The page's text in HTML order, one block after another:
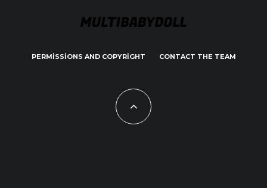
PERMISSIONS AND COPYRIGHT CONTACT THE TEAM